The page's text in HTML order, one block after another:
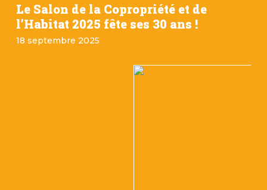
Le Salon de la Copropriété et de
l’Habitat 2025 fête ses 30 ans !
18 septembre 2025